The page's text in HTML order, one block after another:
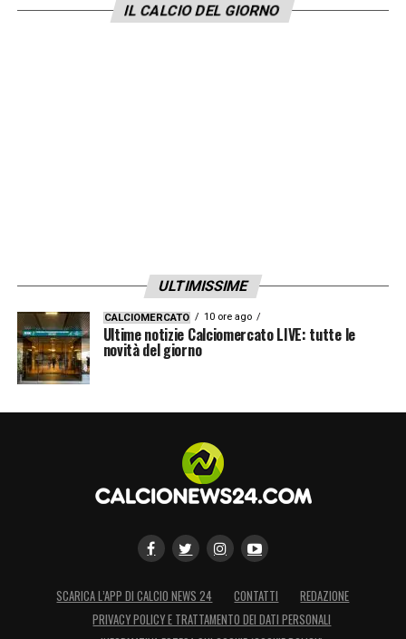
IL CALCIO DEL GIORNO
ULTIMISSIME
CALCIOMERCATO 10 ore ago
Ultime notizie Calciomercato LIVE: tutte le
novità del giorno
SCARICA L’APP DI CALCIO NEWS 24 CONTATTI
REDAZIONE
PRIVACY POLICY E TRATTAMENTO DEI DATI PERSONALI